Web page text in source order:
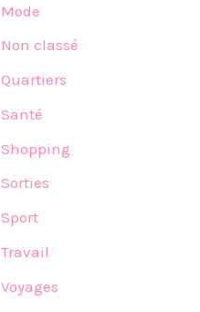
Mode
Non classé
Quartiers
Santé
Shopping
Sorties
Sport
Travail
Voyages